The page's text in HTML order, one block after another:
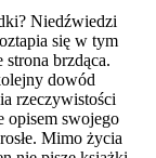
Niedźwiedzi
się w tym
brzdąca.
dowód
rzeczywistości
opisem swojego
Mimo życia